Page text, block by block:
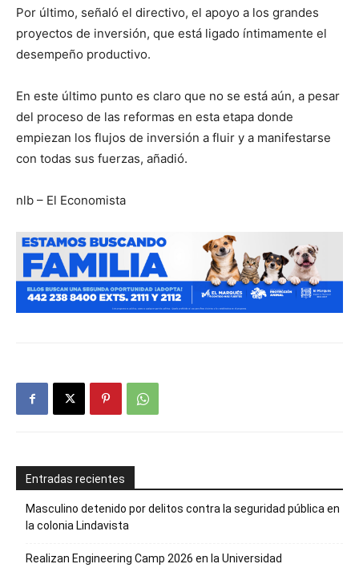
Por último, señaló el directivo, el apoyo a los grandes
proyectos de inversión, que está ligado íntimamente el
desempeño productivo.
En este último punto es claro que no se está aún, a pesar
del proceso de las reformas en esta etapa donde
empiezan los flujos de inversión a fluir y a manifestarse
con todas sus fuerzas, añadió.
nlb – El Economista
Entradas recientes
Masculino detenido por delitos contra la seguridad pública en
la colonia Lindavista
Realizan Engineering Camp 2026 en la Universidad